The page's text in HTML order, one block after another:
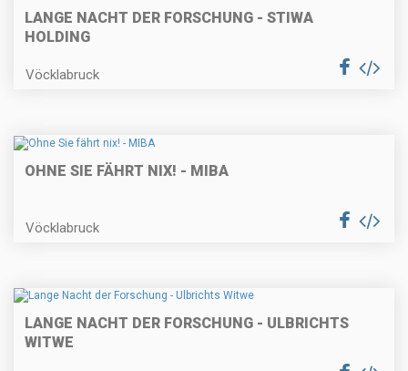
LANGE NACHT DER FORSCHUNG - STIWA
HOLDING
Vöcklabruck
OHNE SIE FÄHRT NIX! - MIBA
Vöcklabruck
LANGE NACHT DER FORSCHUNG - ULBRICHTS
WITWE